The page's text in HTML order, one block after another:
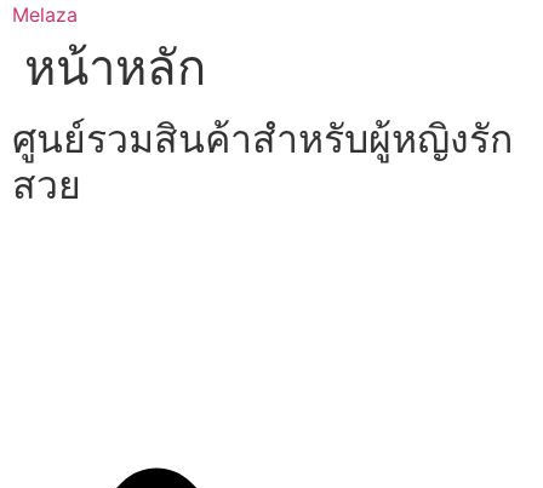
Skip
content
Melaza
หน้าหลัก
ศูนย์รวมสินค้าสำหรับผู้หญิงรัก
สวย